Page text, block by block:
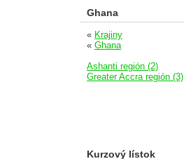
Ghana
« Krajiny
« Ghana
Ashanti región (2)
Greater Accra región (3)
Kurzový lístok